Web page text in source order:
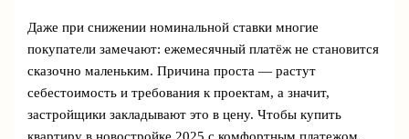
Даже при снижении номинальной ставки многие
покупатели замечают: ежемесячный платёж не становится
сказочно маленьким. Причина проста — растут
себестоимость и требования к проектам, а значит,
застройщики закладывают это в цену. Чтобы купить